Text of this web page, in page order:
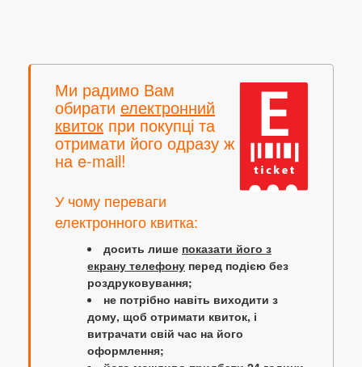
Ми радимо Вам
обирати електронний
квиток при покупці та
отримати його одразу ж
на e-mail!
У чому переваги
електронного квитка:
досить лише показати його з
екрану телефону перед подією без
роздруковування;
не потрібно навіть виходити з
дому, щоб отримати квиток, і
витрачати свій час на його
оформлення;